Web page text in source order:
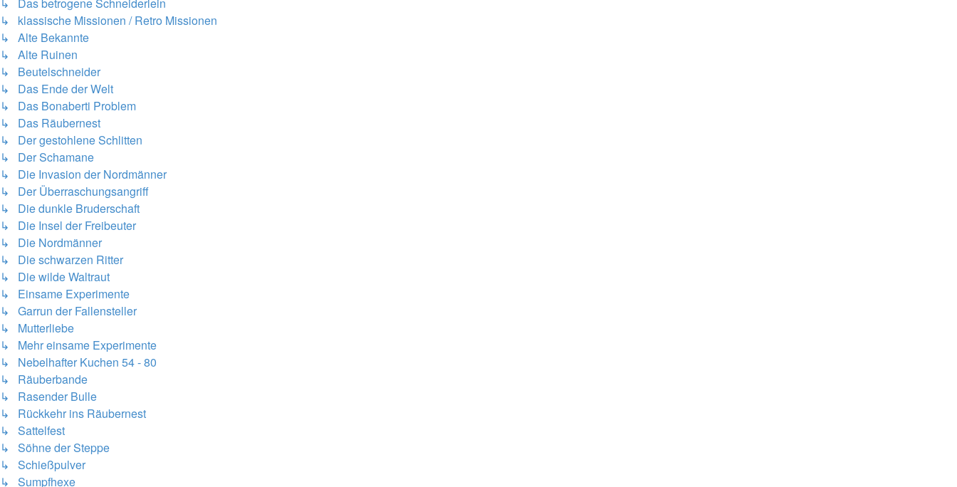
↳ klassische Missionen / Retro Missionen
↳ Alte Bekannte
↳ Alte Ruinen
↳ Beutelschneider
↳ Das Ende der Welt
↳ Das Bonaberti Problem
↳ Das Räubernest
↳ Der gestohlene Schlitten
↳ Der Schamane
↳ Die Invasion der Nordmänner
↳ Der Überraschungsangriff
↳ Die dunkle Bruderschaft
↳ Die Insel der Freibeuter
↳ Die Nordmänner
↳ Die schwarzen Ritter
↳ Die wilde Waltraut
↳ Einsame Experimente
↳ Garrun der Fallensteller
↳ Mutterliebe
↳ Mehr einsame Experimente
↳ Nebelhafter Kuchen 54 - 80
↳ Räuberbande
↳ Rasender Bulle
↳ Rückkehr ins Räubernest
↳ Sattelfest
↳ Söhne der Steppe
↳ Schießpulver
↳ Sumpfhexe